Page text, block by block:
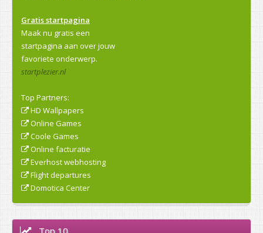
Gratis startpagina
Maak nu gratis een
startpagina aan over jouw
favoriete onderwerp.
startplezier.nl
Top Partners:
HD Wallpapers
Online Games
Coole Games
Online facturatie
Everhost webhosting
Flight departures
Domotica Center
Top 10